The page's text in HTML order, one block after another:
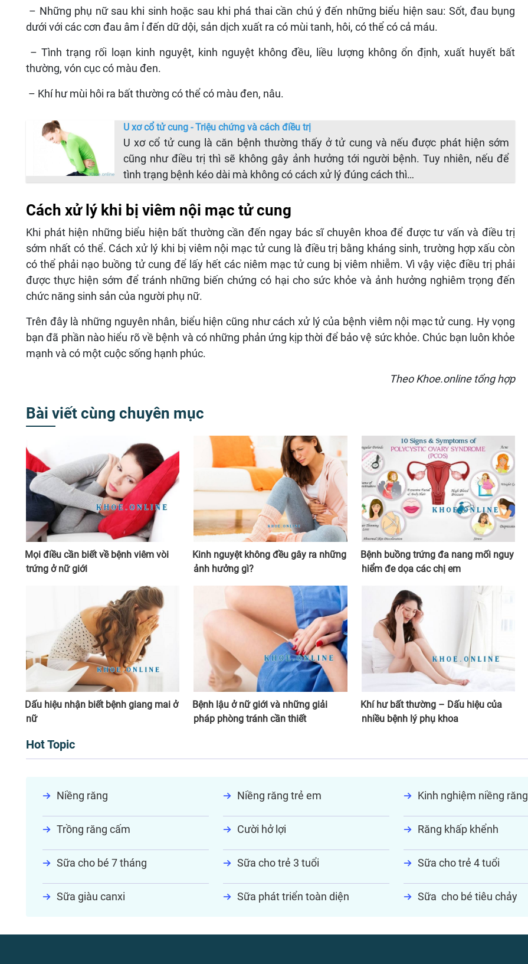
– Những phụ nữ sau khi sinh hoặc sau khi phá thai cần chú ý đến những biểu hiện sau: Sốt, đau bụng
dưới với các cơn đau âm ỉ đến dữ dội, sản dịch xuất ra có mùi tanh, hôi, có thể có cả máu.
– Tình trạng rối loạn kinh nguyệt, kinh nguyệt không đều, liều lượng không ổn định, xuất huyết bất
thường, vón cục có màu đen.
– Khí hư mùi hôi ra bất thường có thể có màu đen, nâu.
U xơ cổ tử cung - Triệu chứng và cách điều trị
U xơ cổ tử cung là căn bệnh thường thấy ở tử cung và nếu được phát hiện sớm
cũng như điều trị thì sẽ không gây ảnh hưởng tới người bệnh. Tuy nhiên, nếu để
tình trạng bệnh kéo dài mà không có cách xử lý đúng cách thì…
Cách xử lý khi bị viêm nội mạc tử cung
Khi phát hiện những biểu hiện bất thường cần đến ngay bác sĩ chuyên khoa để được tư vấn và điều trị
sớm nhất có thể. Cách xử lý khi bị viêm nội mạc tử cung là điều trị bằng kháng sinh, trường hợp xấu còn
có thể phải nạo buồng tử cung để lấy hết các niêm mạc tử cung bị viêm nhiễm. Vì vậy việc điều trị phải
được thực hiện sớm để tránh những biến chứng có hại cho sức khỏe và ảnh hưởng nghiêm trọng đến
chức năng sinh sản của người phụ nữ.
Trên đây là những nguyên nhân, biểu hiện cũng như cách xử lý của bệnh viêm nội mạc tử cung. Hy vọng
bạn đã phần nào hiểu rõ về bệnh và có những phản ứng kịp thời để bảo vệ sức khỏe. Chúc bạn luôn khỏe
mạnh và có một cuộc sống hạnh phúc.
Theo Khoe.online tổng hợp
Bài viết cùng chuyên mục
Mọi điều cần biết về bệnh viêm vòi
trứng ở nữ giới
Kinh nguyệt không đều gây ra những
ảnh hưởng gì?
Bệnh buồng trứng đa nang mối nguy
hiểm đe dọa các chị em
Dấu hiệu nhận biết bệnh giang mai ở
nữ
Bệnh lậu ở nữ giới và những giải
pháp phòng tránh cần thiết
Khí hư bất thường – Dấu hiệu của
nhiều bệnh lý phụ khoa
Hot Topic
Niềng răng Niềng răng trẻ em Kinh nghiệm niềng răng
Trồng răng cấm Cười hở lợi Răng khấp khểnh
Sữa cho bé 7 tháng Sữa cho trẻ 3 tuổi Sữa cho trẻ 4 tuổi
Sữa giàu canxi Sữa phát triển toàn diện Sữa cho bé tiêu chảy